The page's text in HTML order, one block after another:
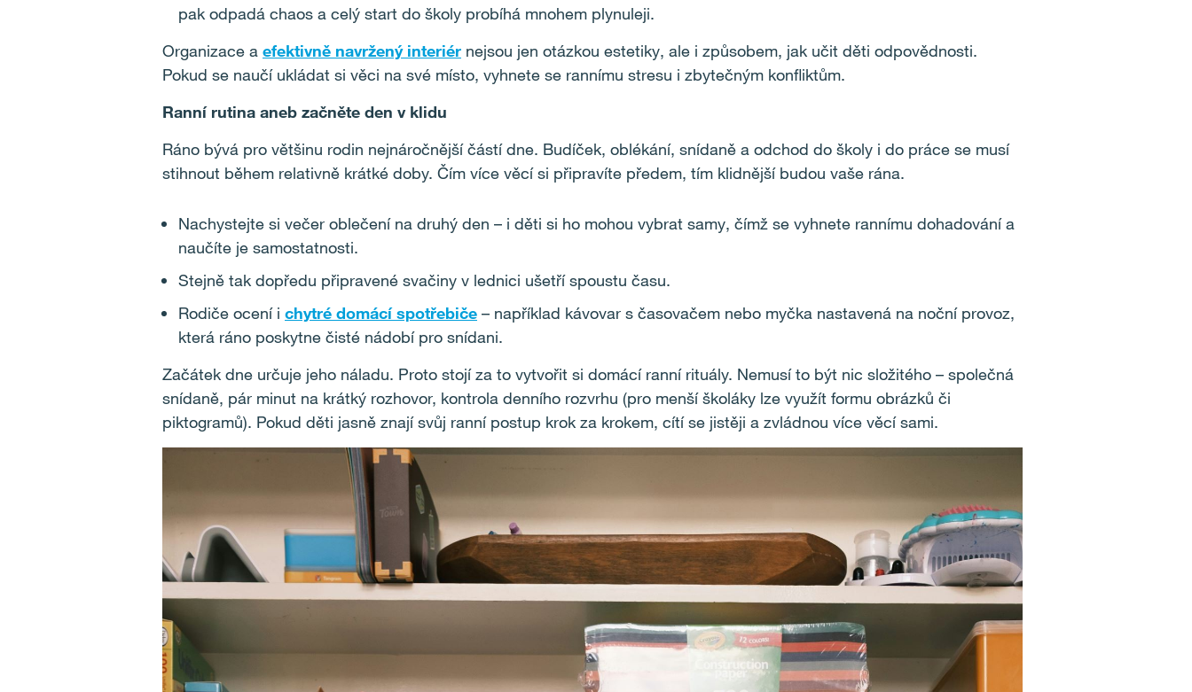
pak odpadá chaos a celý start do školy probíhá mnohem plynuleji.
Organizace a efektivně navržený interiér nejsou jen otázkou estetiky, ale i způsobem, jak učit děti odpovědnosti.
Pokud se naučí ukládat si věci na své místo, vyhnete se rannímu stresu i zbytečným konfliktům.
Ranní rutina aneb začněte den v klidu
Ráno bývá pro většinu rodin nejnáročnější částí dne. Budíček, oblékání, snídaně a odchod do školy i do práce se musí
stihnout během relativně krátké doby. Čím více věcí si připravíte předem, tím klidnější budou vaše rána.
Nachystejte si večer oblečení na druhý den – i děti si ho mohou vybrat samy, čímž se vyhnete rannímu dohadování a
naučíte je samostatnosti.
Stejně tak dopředu připravené svačiny v lednici ušetří spoustu času.
Rodiče ocení i chytré domácí spotřebiče – například kávovar s časovačem nebo myčka nastavená na noční provoz,
která ráno poskytne čisté nádobí pro snídani.
Začátek dne určuje jeho náladu. Proto stojí za to vytvořit si domácí ranní rituály. Nemusí to být nic složitého – společná
snídaně, pár minut na krátký rozhovor, kontrola denního rozvrhu (pro menší školáky lze využít formu obrázků či
piktogramů). Pokud děti jasně znají svůj ranní postup krok za krokem, cítí se jistěji a zvládnou více věcí sami.